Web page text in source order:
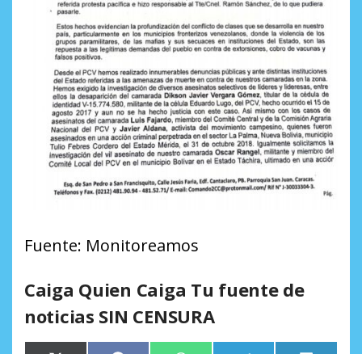
Fuente: Monitoreamos
Caiga Quien Caiga Tu fuente de
noticias SIN CENSURA